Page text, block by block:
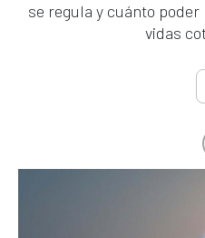
se regula y cuánto
vidas